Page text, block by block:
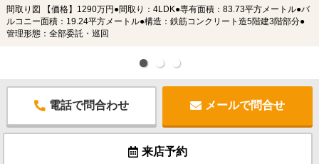
間取り図 【価格】1290万円●間取り：4LDK●専有面積：83.73平方メートル●バ
ルコニー面積：19.24平方メートル●構造：鉄筋コンクリート造5階建3階部分●
管理形態：全部委託・巡回
電話で問合わせ メールで問合せ
来店予約